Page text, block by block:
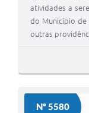
atividades a
do Município de
outras
Nº 5580